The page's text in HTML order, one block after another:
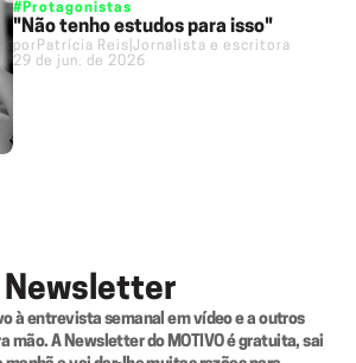
#Protagonistas
"Não tenho estudos para isso"
por Patrícia Reis Jornalista e escritora
29 de jun. de 2026
Newsletter
à entrevista semanal em vídeo e a outros
mão. A Newsletter do MOTIVO é gratuita, sai